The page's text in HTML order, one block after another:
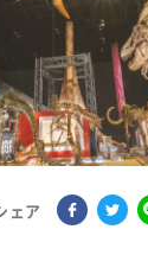
ェア